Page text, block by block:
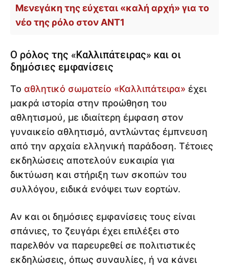
Μενεγάκη της εύχεται «καλή αρχή» για το
νέο της ρόλο στον ΑΝΤ1
Ο ρόλος της «Καλλιπάτειρας» και οι
δημόσιες εμφανίσεις
Το αθλητικό σωματείο «Καλλιπάτειρα» έχει
μακρά ιστορία στην προώθηση του
αθλητισμού, με ιδιαίτερη έμφαση στον
γυναικείο αθλητισμό, αντλώντας έμπνευση
από την αρχαία ελληνική παράδοση. Τέτοιες
εκδηλώσεις αποτελούν ευκαιρία για
δικτύωση και στήριξη των σκοπών του
συλλόγου, ειδικά ενόψει των εορτών.
Αν και οι δημόσιες εμφανίσεις τους είναι
σπάνιες, το ζευγάρι έχει επιλέξει στο
παρελθόν να παρευρεθεί σε πολιτιστικές
εκδηλώσεις, όπως συναυλίες, ή να κάνει